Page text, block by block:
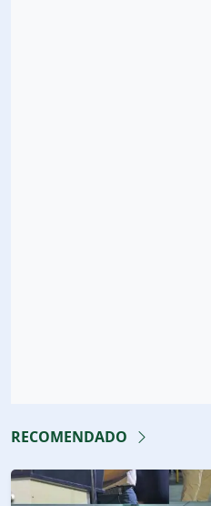
RECOMENDADO